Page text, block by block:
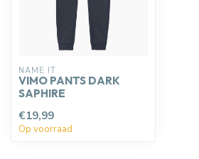
NAME IT
VIMO PANTS DARK
SAPHIRE
€19,99
Op voorraad